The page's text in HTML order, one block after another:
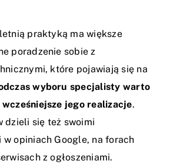
praktyką ma większe
poradzenie sobie z
które pojawiają się na
wyboru specjalisty warto
jego realizacje.
dzieli się też swoimi
opiniach Google, na forach
z ogłoszeniami.